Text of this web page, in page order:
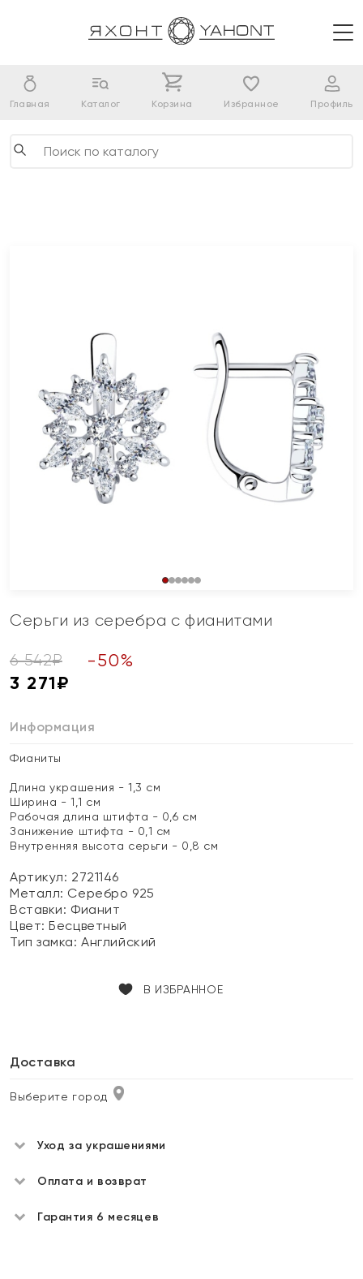
Главная Каталог Корзина Избранное Профиль
Серьги из серебра с фианитами
6 542₽ -50%
3 271₽
Информация
Фианиты
Длина украшения - 1,3 см
Ширина - 1,1 см
Рабочая длина штифта - 0,6 см
Занижение штифта - 0,1 см
Внутренняя высота серьги - 0,8 см
Артикул: 2721146
Металл: Серебро 925
Вставки: Фианит
Цвет:Бесцветный
Тип замка:Английский
В ИЗБРАННОЕ
Доставка
Выберите город
Уход за украшениями
Оплата и возврат
Гарантия 6 месяцев